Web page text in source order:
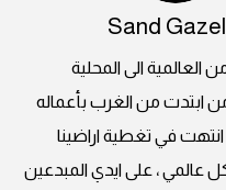
Sand
العالمية الى المحلية
ابتدت من الغرب بأعماله
انتهت في تغطية اراضينا
عالمي ، على ايدي المبدعين